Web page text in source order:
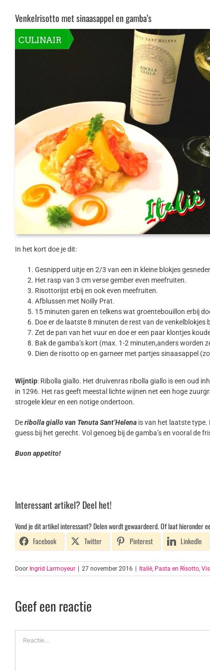
Venkelrisotto met sinaasappel en gamba’s
In het kort doe je dit:
Gesnipperd uitje en 2/3 van een in kleine blokjes
Het rasp van 3 cm verse gember even meefruiten.
Risottorijst erbij en ook even meefruiten.
Afblussen met Noilly Prat.
15 minuten garen en telkens wat groentebouillon erbij
Doe er de laatste 8 minuten de rest van de venkelblokjes
Zet de pan van het vuur en doe er een paar klontjes
Bak de gamba’s kort (max. 1-2 minuten,anders worden
Dien de risotto op en garneer met partjes sinaasappel
Wijntip: Ribolla giallo. Het druivenras ribolla giallo is een oud
in 1296. Het ras geeft meestal lichte wijnen net een hoge
strogele kleur en een notige ondertoon.
Deribolla giallo van Tenuta Sant’Helena is van het laatste type.
guess bij het gerecht. Vol genoeg bij de gamba’s en vooral de
Buon appetito!
Interessant artikel? Deel het!
Vond je dit artikel interessant? Delen wordt gewaardeerd. Of laat hieronder
Facebook
Twitter Pinterest LinkedIn
Door Ingrid Larmoyeur 27 november 2016 Italië, Pasta en Risotto, Vis
Geef een reactie